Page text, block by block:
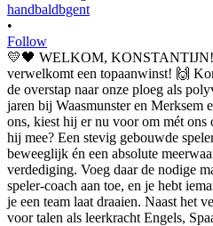
handbaldbgent
•
Follow
💛🖤 WELKOM,
verwelkomt een topaanwinst! 🙌
de overstap naar onze ploeg als
jaren bij Waasmunster en Merksem
ons, kiest hij er nu voor om mét ons
hij mee? Een stevig gebouwde
beweeglijk én een absolute
verdediging. Voeg daar de nodige
speler-coach aan toe, en je hebt
je een team laat draaien. Naast het
voor talen als leerkracht Engels,